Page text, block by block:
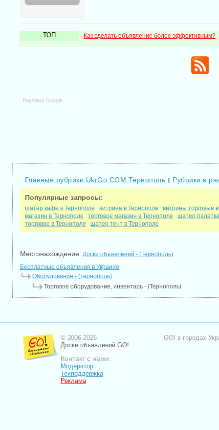
ТОП Как сделать объявление более эффективным?
Реклама Google
Главные рубрики UkrGo.COM Тернополь | Рубрики в
Популярные запросы:
шатер кафе в Тернополе витрина в Тернополе
витрины торговые
магазин в Тернополе
торговое магазин в Тернополе
шатер
торговое в Тернополе
шатер тент в Тернополе
Местонахождение: Доски объявлений - (Тернополь)
Бесплатные объявления в Украине
Оборудование - (Тернополь)
Торговое оборудование, инвентарь - (Тернополь)
© 2006-2026
Доски объявлений GO!
Контакт с нами:
Модератор
Техподдержка
Реклама
GO! в городах